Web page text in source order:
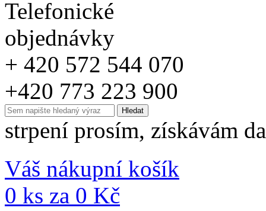
+ 420 572 544 070
+420 773 223 900
strpení prosím, získávám
Váš nákupní košík
0 ks za 0 Kč